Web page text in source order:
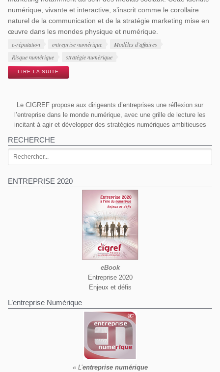
numérique, vivante et interactive, s’inscrit comme le corollaire
naturel de la communication et de la stratégie marketing mise en
œuvre dans les mondes physique et numérique.
Étiquettes
e-réputation entreprise numérique
Modèles d'affaires
Risque numérique
stratégie numérique
LIRE LA SUITE
Le CIGREF propose aux dirigeants d’entreprises une réflexion sur
l’entreprise dans le monde numérique, avec une grille de lecture les
incitant à agir et développer des stratégies numériques ambitieuses
RECHERCHE
ENTREPRISE 2020
eBook
Entreprise 2020
Enjeux et défis
L’entreprise Numérique
« L’entreprise numérique